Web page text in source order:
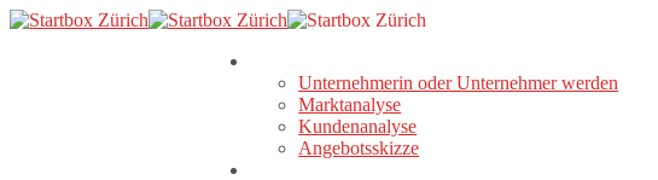
Skip
Unternehmerin oder Unternehmer werden
Marktanalyse
Kundenanalyse
Angebotsskizze